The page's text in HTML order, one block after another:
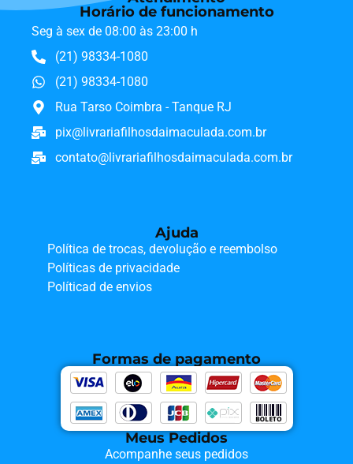
Horário de funcionamento
Seg à sex de 08:00 às 23:00 h
(21) 98334-1080
(21) 98334-1080
Rua Tarso Coimbra - Tanque RJ
pix@livrariafilhosdaimaculada.com.br
contato@livrariafilhosdaimaculada.com.br
Ajuda
Política de trocas, devolução e reembolso
Políticas de privacidade
Políticad de envios
Formas de pagamento
Meus Pedidos
Acompanhe seus pedidos